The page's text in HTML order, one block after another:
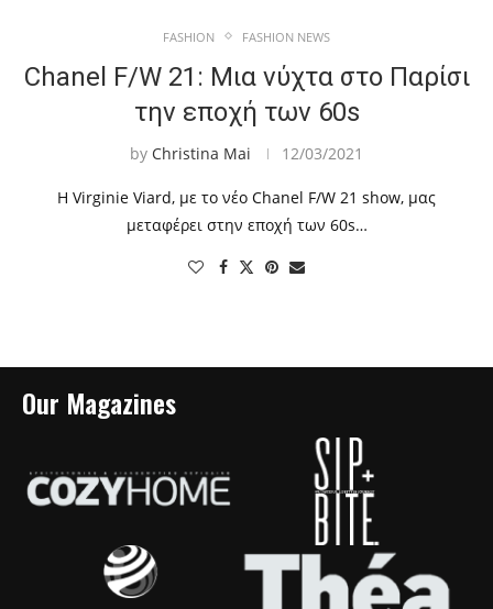
FASHION FASHION NEWS
Chanel F/W 21: Μια νύχτα στο Παρίσι
την εποχή των 60s
by Christina Mai 12/03/2021
Η Virginie Viard, με το νέο Chanel F/W 21 show, μας
μεταφέρει στην εποχή των 60s…
Our Magazines